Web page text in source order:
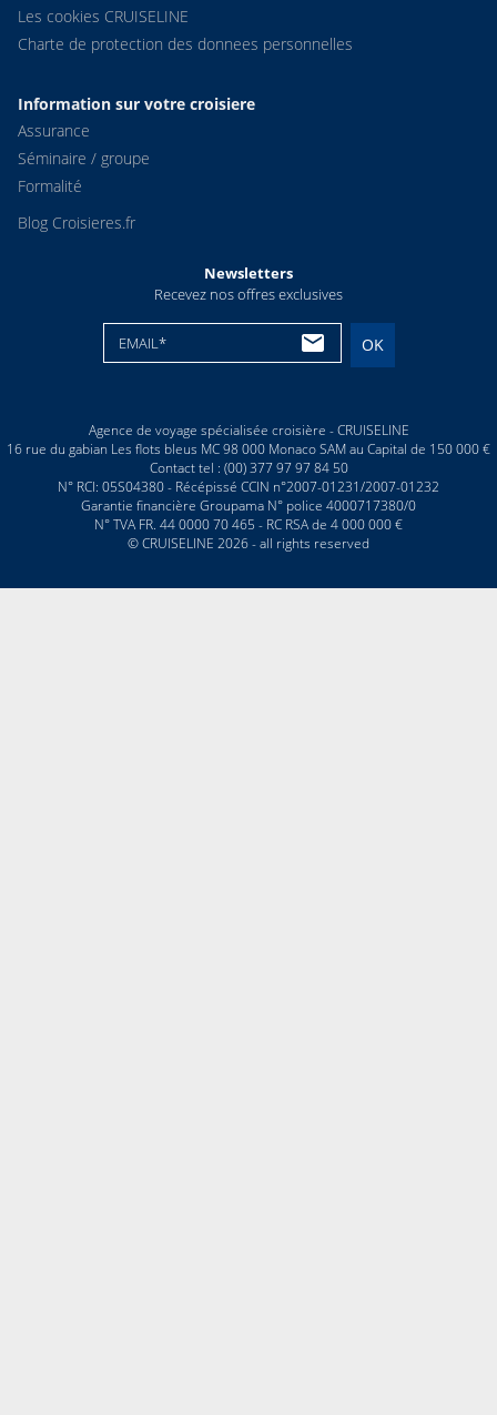
Les cookies CRUISELINE
Charte de protection des donnees personnelles
Information sur votre croisiere
Assurance
Séminaire / groupe
Formalité
Blog Croisieres.fr
Newsletters
Recevez nos offres exclusives
EMAIL* OK
Agence de voyage spécialisée croisière - CRUISELINE
16 rue du gabian Les flots bleus MC 98 000 Monaco SAM au Capital de 150 000 €
Contact tel : (00) 377 97 97 84 50
N° RCI: 05S04380 - Récépissé CCIN n°2007-01231/2007-01232
Garantie financière Groupama N° police 4000717380/0
N° TVA FR. 44 0000 70 465 - RC RSA de 4 000 000 €
© CRUISELINE 2026 - all rights reserved